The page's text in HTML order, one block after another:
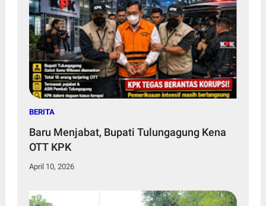
BERITA
Baru Menjabat, Bupati Tulungagung Kena
OTT KPK
April 10, 2026